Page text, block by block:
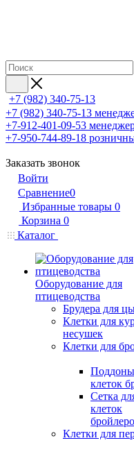
+7 (982) 340-75-13
+7 (982) 340-75-13
+7-912-401-09-53
+7-950-744-89-18
Заказать звонок
Войти
Сравнение0
Избранные товары 0
Корзина 0
Каталог
Оборудование для
птицеводства
Брудера для
Клетки для
несушек
Клетки для
клеток
Сетка
клеток
Клетки для